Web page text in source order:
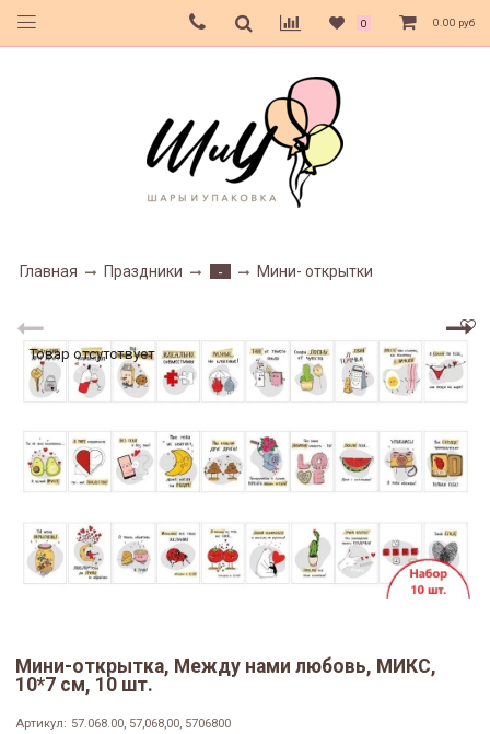
0 0.00 руб
Главная Праздники - Мини- открытки
Товар отсутствует
Мини-открытка, Между нами любовь, МИКС,
10*7 см, 10 шт.
Артикул: 57.068.00, 57,068,00, 5706800